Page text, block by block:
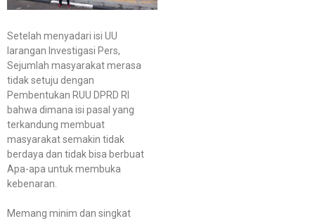
Setelah menyadari isi UU
larangan Investigasi Pers,
Sejumlah masyarakat merasa
tidak setuju dengan
Pembentukan RUU DPRD RI
bahwa dimana isi pasal yang
terkandung membuat
masyarakat semakin tidak
berdaya dan tidak bisa berbuat
Apa-apa untuk membuka
kebenaran.
Memang minim dan singkat